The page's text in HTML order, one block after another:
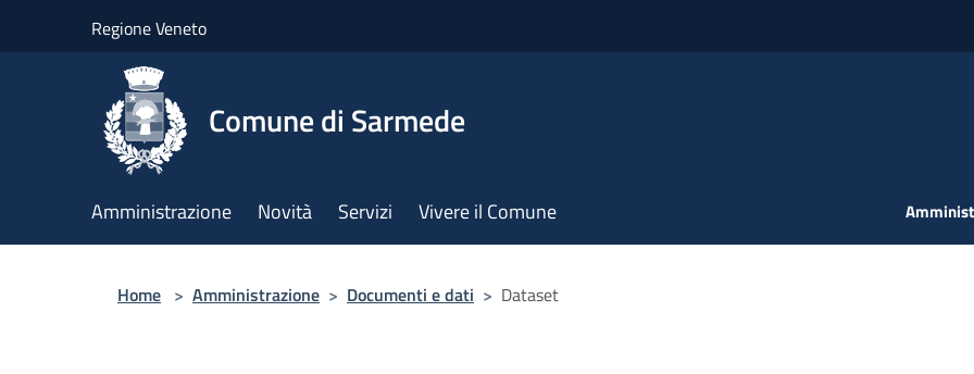
Regione Veneto
Comune di Sarmede
Amministrazione Novità Servizi Vivere il Comune
Home > Amministrazione > Documenti e dati > Dataset